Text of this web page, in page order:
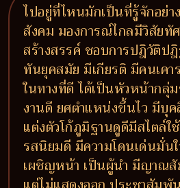
ไปอยู่ที่ไหนมักเป็นที่รู้จักอย่า
สังคม มองการณ์ไกลมีวิสัยทั
สร้างสรรค์ ชอบการปฎิวัติป
ทันยุคสมัย มีเกียรติ มีคนเค
ในทางที่ดี ได้เป็นหัวหน้ากลุ่
งานดี ยศตำแหน่งขึ้นไว มีบุ
แต่งตัวโก้ภูมิฐานดูดีมีสไตล์
รสนิยมดี มีความโดนเด่นมั่น
เผชิญหน้า เป็นผู้นำ มีญาณสั